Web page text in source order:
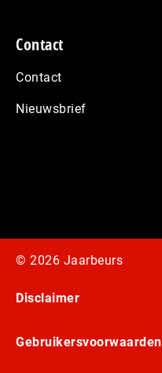
Contact
Contact
Nieuwsbrief
© 2026 Jaarbeurs
Disclaimer
Gebruikersvoorwaarden